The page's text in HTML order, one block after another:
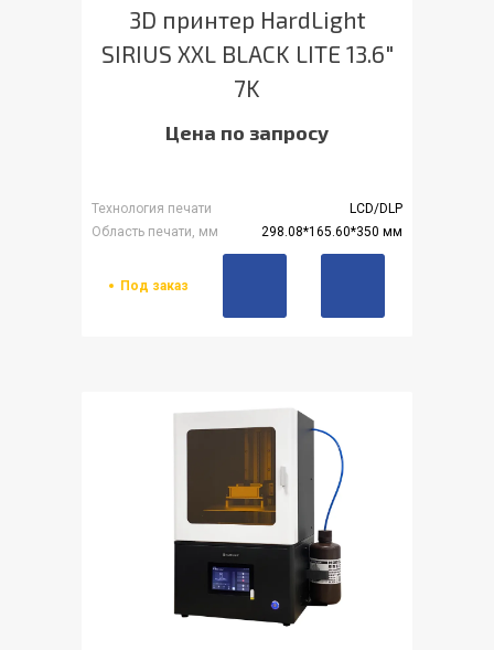
3D принтер HardLight
SIRIUS XXL BLACK LITE 13.6"
7K
Цена по запросу
Технология печати
LCD/DLP
Область печати, мм
298.08*165.60*350 мм
Под заказ